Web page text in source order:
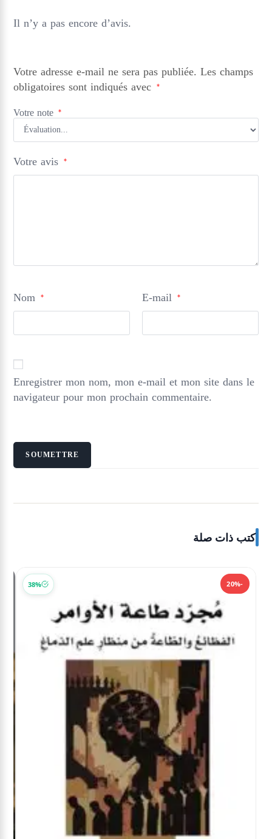
Il n’y a pas encore d’avis.
Votre adresse e-mail ne sera pas publiée. Les champs
obligatoires sont indiqués avec *
Votre note *
Votre avis *
Nom * E-mail *
Enregistrer mon nom, mon e-mail et mon site dans le
navigateur pour mon prochain commentaire.
كتب ذات صلة
-20%
38%